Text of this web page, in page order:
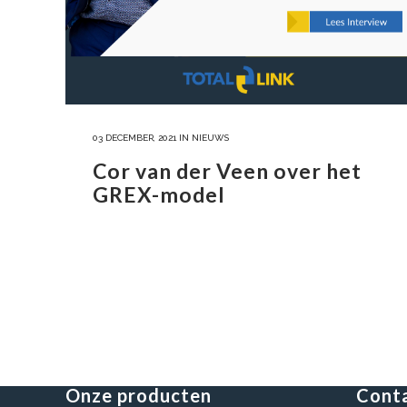
03 DECEMBER, 2021IN NIEUWS
Cor van der Veen over het
GREX-model
Onze producten